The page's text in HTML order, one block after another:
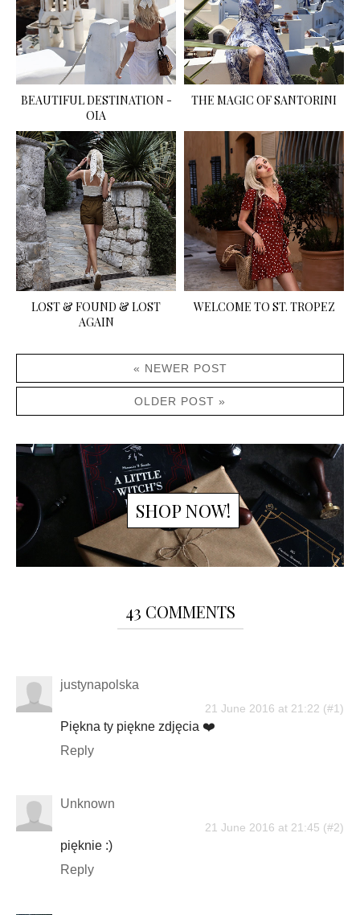
BEAUTIFUL DESTINATION -
OIA
THE MAGIC OF SANTORINI
LOST & FOUND & LOST
AGAIN
WELCOME TO ST. TROPEZ
« NEWER POST
OLDER POST »
SHOP NOW!
43 COMMENTS
justynapolska
21 June 2016 at 21:22
Piękna ty piękne zdjęcia ❤️
Reply
Unknown
21 June 2016 at 21:45
pięknie :)
Reply